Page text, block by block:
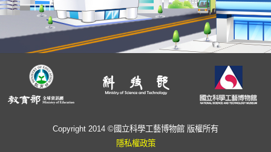
Copyright 2014 ©國立科學工藝博物館 版權所有
隱私權政策